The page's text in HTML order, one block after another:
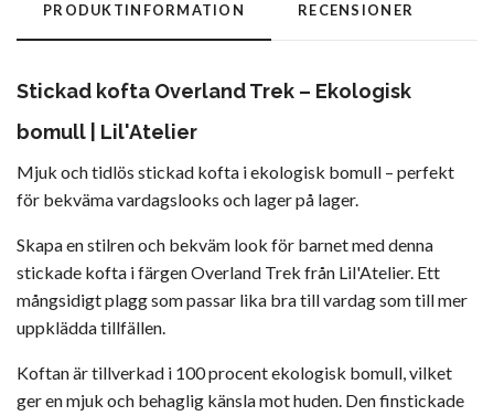
PRODUKTINFORMATION RECENSIONER
Stickad kofta Overland Trek – Ekologisk
bomull | Lil'Atelier
Mjuk och tidlös stickad kofta i ekologisk bomull – perfekt
för bekväma vardagslooks och lager på lager.
Skapa en stilren och bekväm look för barnet med denna
stickade kofta i färgen Overland Trek från Lil'Atelier. Ett
mångsidigt plagg som passar lika bra till vardag som till mer
uppklädda tillfällen.
Koftan är tillverkad i 100 procent ekologisk bomull, vilket
ger en mjuk och behaglig känsla mot huden. Den finstickade